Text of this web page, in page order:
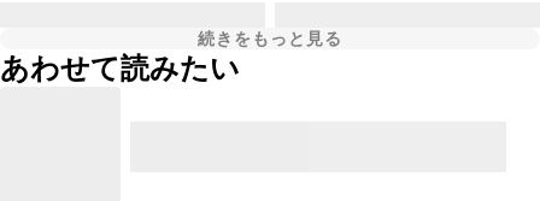
続きをもっと見る
あわせて読みたい